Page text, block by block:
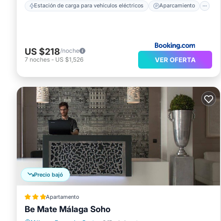
Estación de carga para vehículos eléctricos Aparcamiento
US $218/noche
7 noches - US $1,526 VER OFERTA
Precio bajó
Apartamento
Be Mate Málaga Soho